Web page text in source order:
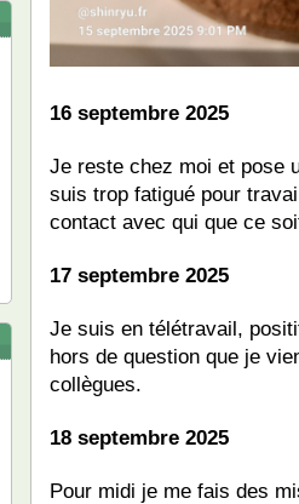
16 septembre 2025
Je reste chez moi et pose
suis trop fatigué pour
contact avec qui que ce
17 septembre 2025
Je suis en télétravail,
hors de question que je
collègues.
18 septembre 2025
Pour midi je me fais des